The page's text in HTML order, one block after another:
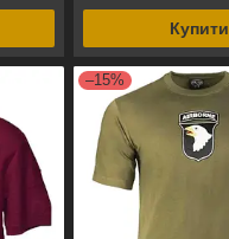
Купити
–15%